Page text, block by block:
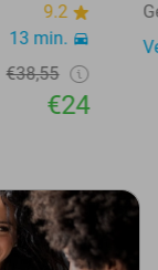
9.2
13 min.
€38,55
€24